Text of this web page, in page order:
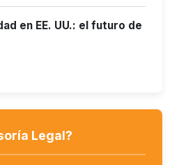
en EE. UU.: el futuro de
Legal?